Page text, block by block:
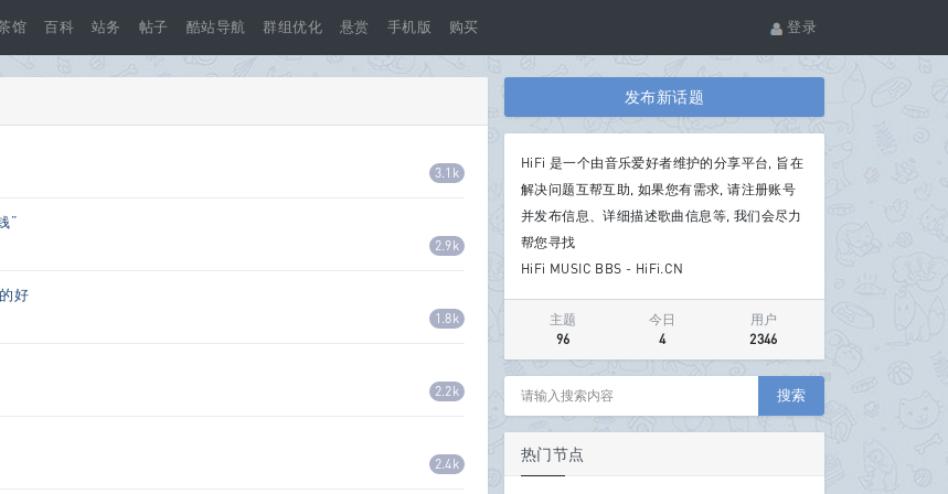
登录
馆 百科 站务 帖子 酷站导航 群组优化 悬赏 手机版 购买
3.1k
”
2.9k
好
1.8k
2.2k
2.4k
发布新话题
HiFi 是一个由音乐爱好者维护的分享平台, 旨在
解决问题互帮互助, 如果您有需求, 请注册账号
并发布信息、详细描述歌曲信息等, 我们会尽力
帮您寻找
HiFi MUSIC BBS - HiFi.CN
主题
96
今日
4
用户
2346
搜索
热门节点